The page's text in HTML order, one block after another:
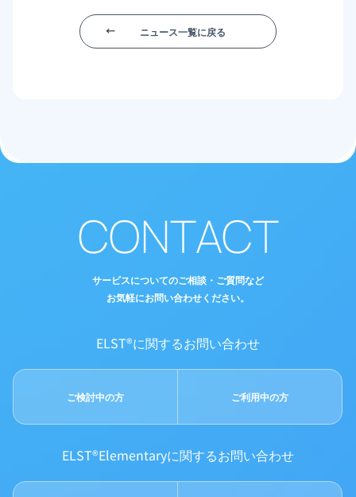
ニュース一覧に戻る
CONTACT
サービスについてのご相談・ご質問など
お気軽にお問い合わせください。
ELST®に関するお問い合わせ
ご検討中の方 ご利用中の方
ELST®Elementaryに関するお問い合わせ